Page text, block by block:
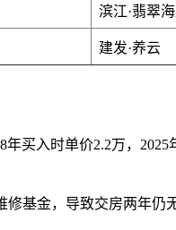
滨江·翡翠
建发·养云
买入时单价2.2万，
基金，导致交房两年仍